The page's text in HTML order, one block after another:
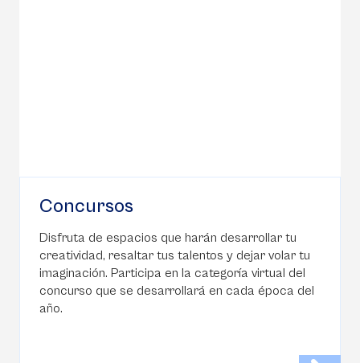
Concursos
Disfruta de espacios que harán desarrollar tu
creatividad, resaltar tus talentos y dejar volar tu
imaginación. Participa en la categoría virtual del
concurso que se desarrollará en cada época del
año.